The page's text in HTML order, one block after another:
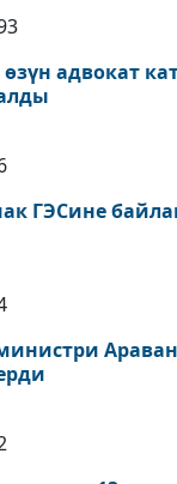
адвокат
ГЭСине